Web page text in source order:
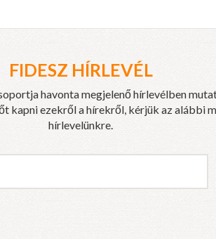
FIDESZ HÍRLEVÉL
havonta megjelenő hírlevélben
kapni ezekről a hírekről, kérjük az alábbi
hírlevelünkre.